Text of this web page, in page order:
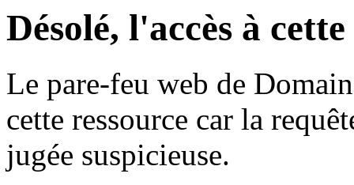
Désolé, l'accès à
Le pare-feu web de
cette ressource car la
jugée suspicieuse.